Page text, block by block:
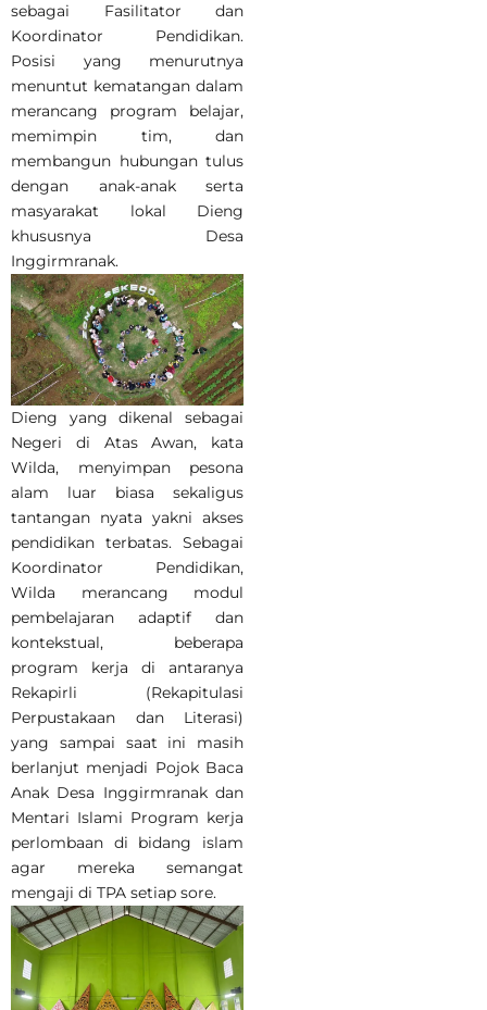
sebagai Fasilitator dan
Koordinator Pendidikan.
Posisi yang menurutnya
menuntut kematangan dalam
merancang program belajar,
memimpin tim, dan
membangun hubungan tulus
dengan anak-anak serta
masyarakat lokal Dieng
khususnya Desa
Inggirmranak.
Dieng yang dikenal sebagai
Negeri di Atas Awan, kata
Wilda, menyimpan pesona
alam luar biasa sekaligus
tantangan nyata yakni akses
pendidikan terbatas. Sebagai
Koordinator Pendidikan,
Wilda merancang modul
pembelajaran adaptif dan
kontekstual, beberapa
program kerja di antaranya
Rekapirli (Rekapitulasi
Perpustakaan dan Literasi)
yang sampai saat ini masih
berlanjut menjadi Pojok Baca
Anak Desa Inggirmranak dan
Mentari Islami Program kerja
perlombaan di bidang islam
agar mereka semangat
mengaji di TPA setiap sore.